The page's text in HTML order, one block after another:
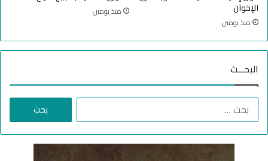
ا
ن
ز
ف
ل
ن
ه
ا
ة
الإخوان
منذ يومين
منذ يومين
البحـــث
ا
ح